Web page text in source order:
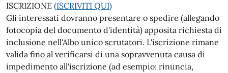
ISCRIZIONE (ISCRIVITI QUI)
Gli interessati dovranno presentare o spedire (allegando
fotocopia del documento d'identità) apposita richiesta di
inclusione nell'Albo unico scrutatori. L'iscrizione rimane
valida fino al verificarsi di una sopravvenuta causa di
impedimento all'iscrizione (ad esempio: rinuncia,